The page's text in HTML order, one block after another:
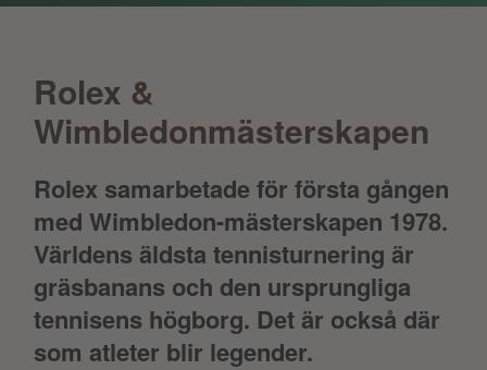
Rolex &
Wimbledonmästerskapen
Rolex samarbetade för första gången
med Wimbledon-mästerskapen 1978.
Världens äldsta tennisturnering är
gräsbanans och den ursprungliga
tennisens högborg. Det är också där
som atleter blir legender.